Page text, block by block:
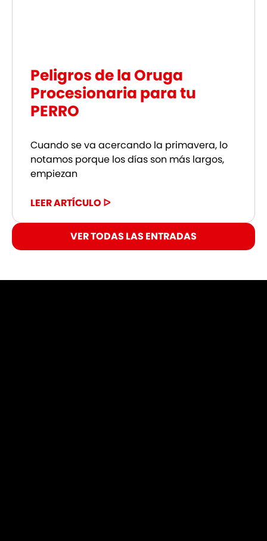
Peligros de la Oruga
Procesionaria para tu
PERRO
Cuando se va acercando la primavera, lo
notamos porque los días son más largos,
empiezan
LEER ARTÍCULO ᐅ
VER TODAS LAS ENTRADAS